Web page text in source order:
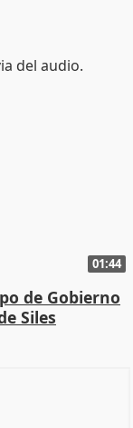
01:44
de Gobierno
Siles